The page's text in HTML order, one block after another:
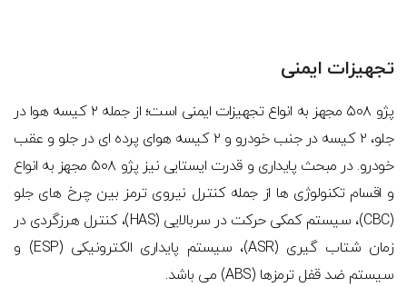
تجهیزات ایمنی
پژو ۵۰۸ مجهز به انواع تجهیزات ایمنی است؛ از جمله ۲ کیسه هوا در
جلو، ۲ کیسه در جنب خودرو و ۲ کیسه هوای پرده ای در جلو و عقب
خودرو. در مبحث پایداری و قدرت ایستایی نیز پژو ۵۰۸ مجهز به انواع
و اقسام تکنولوژی ها از جمله کنترل نیروی ترمز بین چرخ های جلو
(CBC)، سیستم کمکی حرکت در سربالایی (HAS)، کنترل هرزگردی در
زمان شتاب گیری (ASR)، سیستم پایداری الکترونیکی (ESP) و
سیستم ضد قفل ترمزها (ABS) می باشد.